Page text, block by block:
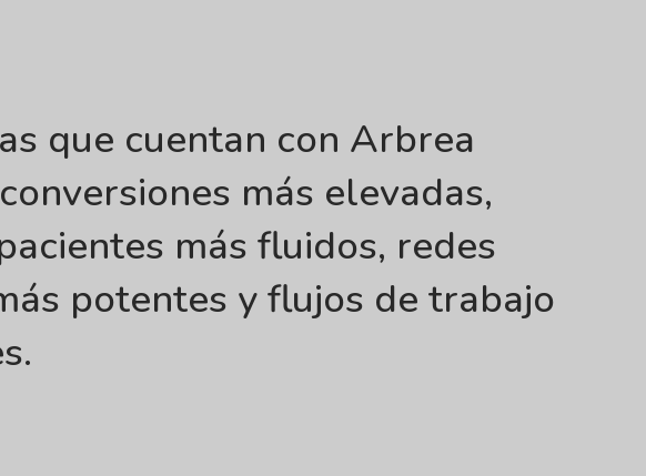
que cuentan con Arbrea
más elevadas,
más fluidos, redes
potentes y flujos de trabajo